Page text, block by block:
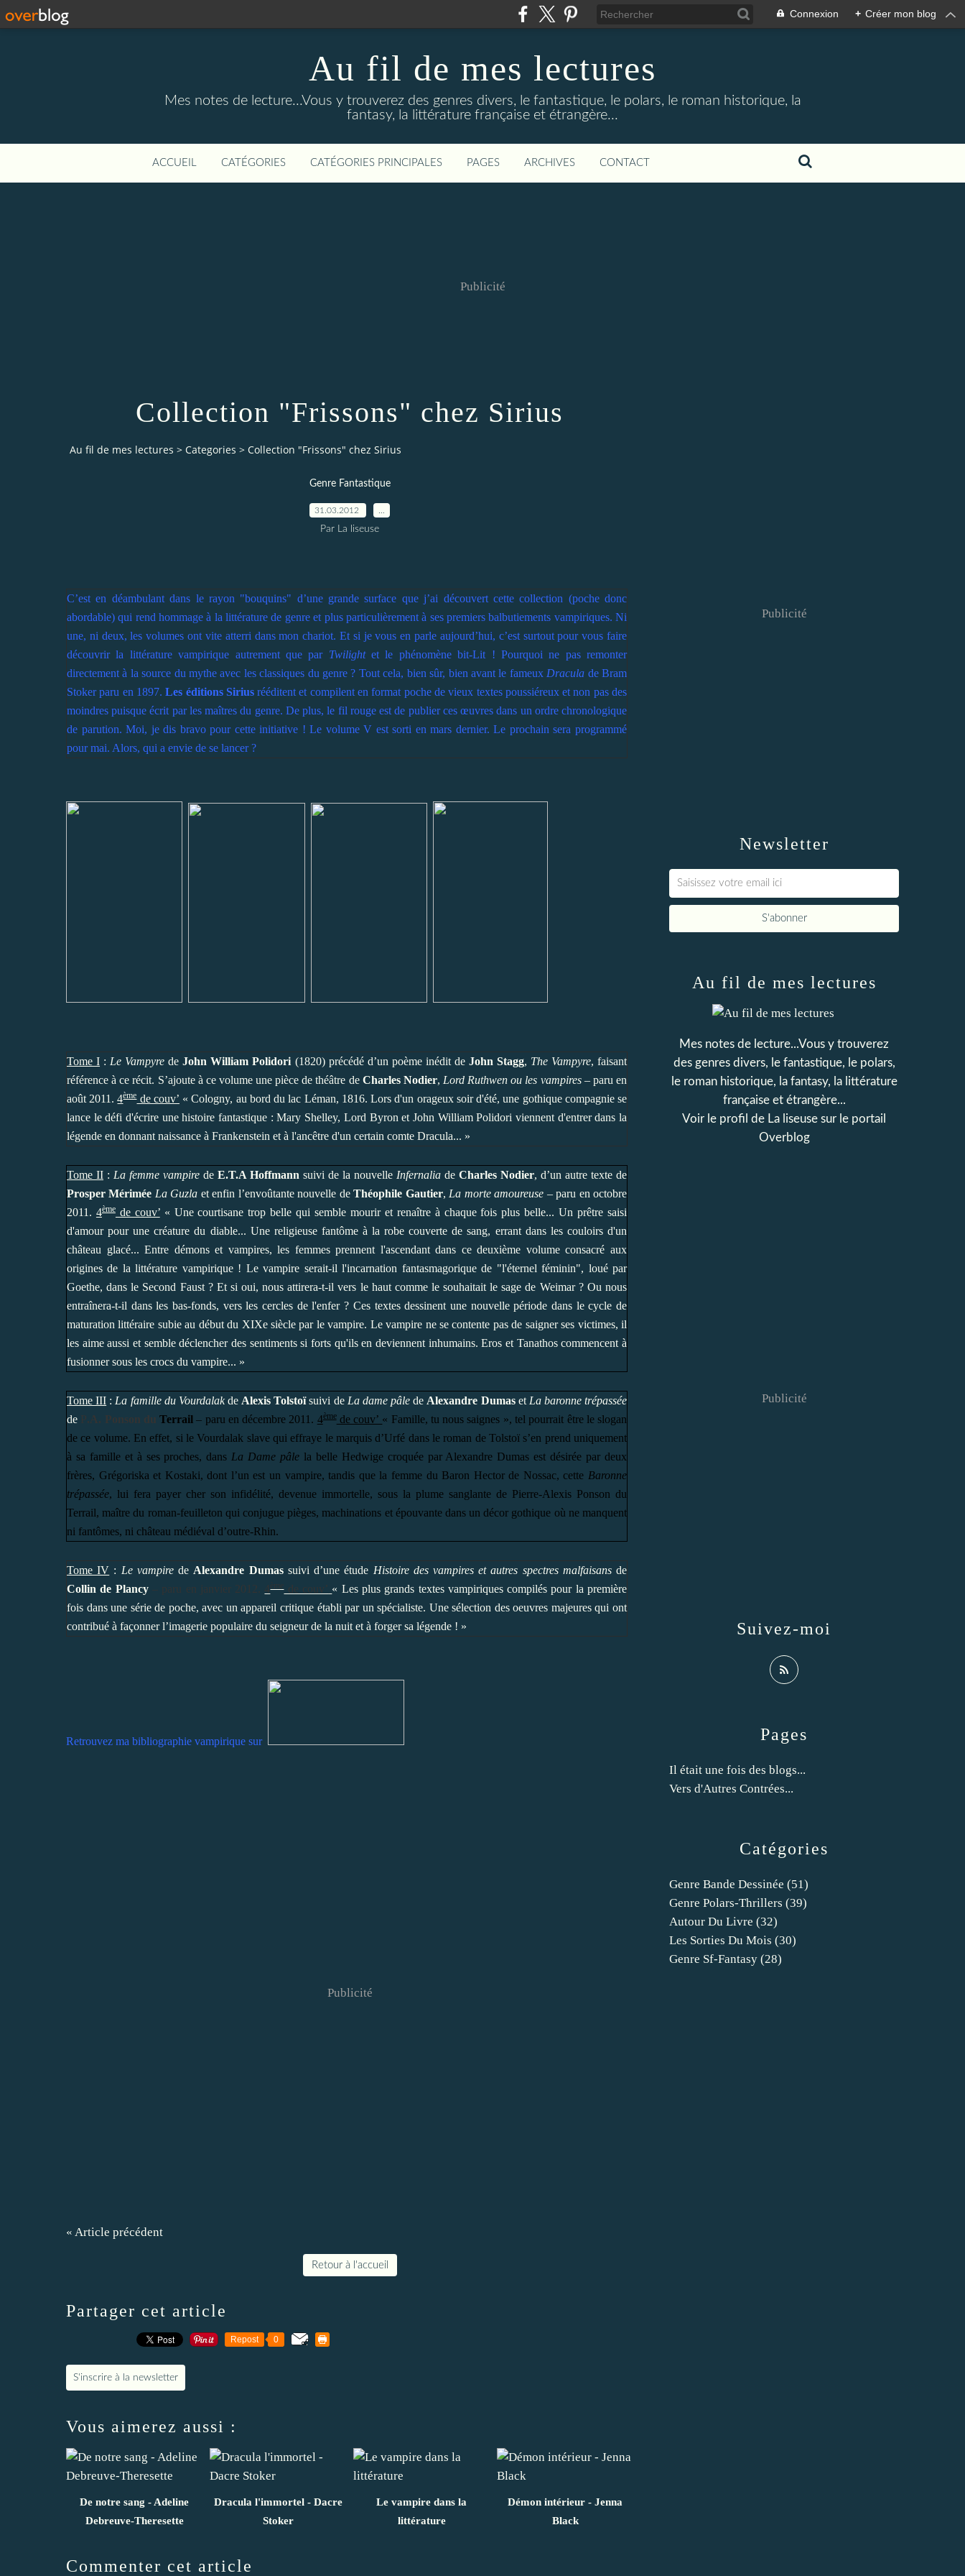
Connexion + Créer mon blog
Au fil de mes lectures
Mes notes de lecture...Vous y trouverez des genres divers, le fantastique, le polars, le roman historique, la
fantasy, la littérature française et étrangère...
ACCUEIL CATÉGORIES CATÉGORIES PRINCIPALES PAGES ARCHIVES CONTACT
Publicité
Collection "Frissons" chez Sirius
Au fil de mes lectures > Categories > Collection "Frissons" chez Sirius
Genre Fantastique
31.03.2012
Par La liseuse
C’est en déambulant dans le rayon "bouquins" d’une grande surface que j’ai découvert cette collection (poche donc
abordable) qui rend hommage à la littérature de genre et plus particulièrement à ses premiers balbutiements vampiriques. Ni
une, ni deux, les volumes ont vite atterri dans mon chariot. Et si je vous en parle aujourd’hui, c’est surtout pour vous faire
découvrir la littérature vampirique autrement que par Twilightet le phénomène bit-Lit ! Pourquoi ne pas remonter
directement à la source du mythe avec les classiques du genre ? Tout cela, bien sûr, bien avant le fameux Dracula de Bram
Stoker paru en 1897.Les éditions Siriusrééditent et compilent en format poche de vieux textes poussiéreux et non pas des
moindres puisque écrit par les maîtres du genre. De plus, le fil rouge est de publier ces œuvres dans un ordre chronologique
de parution. Moi, je dis bravo pour cette initiative ! Le volume V est sorti en mars dernier. Le prochain sera programmé
pour mai. Alors, qui a envie de se lancer ?
Tome I : Le Vampyre deJohn William Polidori (1820) précédé d’un poème inédit de John Stagg, The Vampyre, faisant
référence à ce récit. S’ajoute à ce volume une pièce de théâtre de Charles Nodier, Lord Ruthwen ou les vampires– paru en
août 2011.4èmede couv’ « Cologny, au bord du lac Léman, 1816. Lors d'un orageux soir d'été, une gothique compagnie se
lance le défi d'écrire une histoire fantastique : Mary Shelley, Lord Byron et John William Polidori viennent d'entrer dans la
légende en donnant naissance à Frankenstein et à l'ancêtre d'un certain comte Dracula... »
Tome II : La femme vampire de E.T.A Hoffmann suivi de la nouvelle Infernalia de Charles Nodier, d’un autre texte de
Prosper Mérimée La Guzla et enfin l’envoûtante nouvelle deThéophile Gautier, La morte amoureuse – paru en octobre
2011. 4èmede couv’« Une courtisane trop belle qui semble mourir et renaître à chaque fois plus belle... Un prêtre saisi
d'amour pour une créature du diable... Une religieuse fantôme à la robe couverte de sang, errant dans les couloirs d'un
château glacé... Entre démons et vampires, les femmes prennent l'ascendant dans ce deuxième volume consacré aux
origines de la littérature vampirique ! Le vampire serait-il l'incarnation fantasmagorique de "l'éternel féminin", loué par
Goethe, dans le Second Faust ? Et si oui, nous attirera-t-il vers le haut comme le souhaitait le sage de Weimar ? Ou nous
entraînera-t-il dans les bas-fonds, vers les cercles de l'enfer ? Ces textes dessinent une nouvelle période dans le cycle de
maturation littéraire subie au début du XIXe siècle par le vampire. Le vampire ne se contente pas de saigner ses victimes, il
les aime aussi et semble déclencher des sentiments si forts qu'ils en deviennent inhumains. Eros et Tanathos commencent à
fusionner sous les crocs du vampire... »
Tome III : La famille du Vourdalakde Alexis Tolstoïsuivi de La dame pâle de Alexandre Dumaset La baronne trépassée
de P.A. Ponson duTerrail – paru en décembre 2011. 4èmede couv’ « Famille, tu nous saignes », tel pourrait être le slogan
de ce volume. En effet, si le Vourdalak slave qui effraye le marquis d’Urfé dans le roman de Tolstoï s’en prend uniquement
à sa famille et à ses proches, dans La Dame pâle la belle Hedwige croquée par Alexandre Dumas est désirée par deux
frères, Grégoriska et Kostaki, dont l’un est un vampire, tandis que la femme du Baron Hector de Nossac, cette Baronne
trépassée, lui fera payer cher son infidélité, devenue immortelle, sous la plume sanglante de Pierre-Alexis Ponson du
Terrail, maître du roman-feuilleton qui conjugue pièges, machinations et épouvante dans un décor gothique où ne manquent
ni fantômes, ni château médiéval d’outre-Rhin.
Tome IV : Le vampirede Alexandre Dumassuivi d’une étude Histoire des vampires et autres spectres malfaisansde
Collin de Plancy
– paru en janvier 2012. 4ème de couv’ « Les plus grands textes vampiriques compilés pour la première
fois dans une série de poche, avec un appareil critique établi par un spécialiste. Une sélection des oeuvres majeures qui ont
contribué à façonner l’imagerie populaire du seigneur de la nuit et à forger sa légende ! »
Retrouvez ma bibliographie vampirique sur
Publicité
« Article précédent
Retour à l'accueil
Partager cet article
Repost 0
S'inscrire à la newsletter
Vous aimerez aussi :
De notre sang - Adeline
Debreuve-Theresette
Dracula l'immortel - Dacre
Stoker
Le vampire dans la
littérature
Démon intérieur - Jenna
Black
Commenter cet article
Newsletter
Publicité
Catégories
Genre Bande Dessinée (51)
Genre Polars-Thrillers (39)
Autour Du Livre (32)
Les Sorties Du Mois (30)
Genre Sf-Fantasy (28)
Pages
Il était une fois des blogs...
Vers d'Autres Contrées...
Au fil de mes lectures
Mes notes de lecture...Vous y trouverez
des genres divers, le fantastique, le polars,
le roman historique, la fantasy, la littérature
française et étrangère...
Voir le profil de La liseuse sur le portail
Overblog
Suivez-moi
Publicité